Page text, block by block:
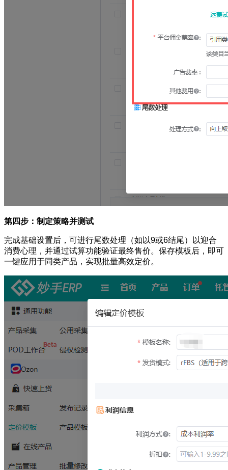
第四步：制定策略并测试
完成基础设置后，可进行尾数处理（如以9或6结尾）以迎合
消费心理，并通过试算功能验证最终售价。保存模板后，即可
一键应用于同类产品，实现批量高效定价。